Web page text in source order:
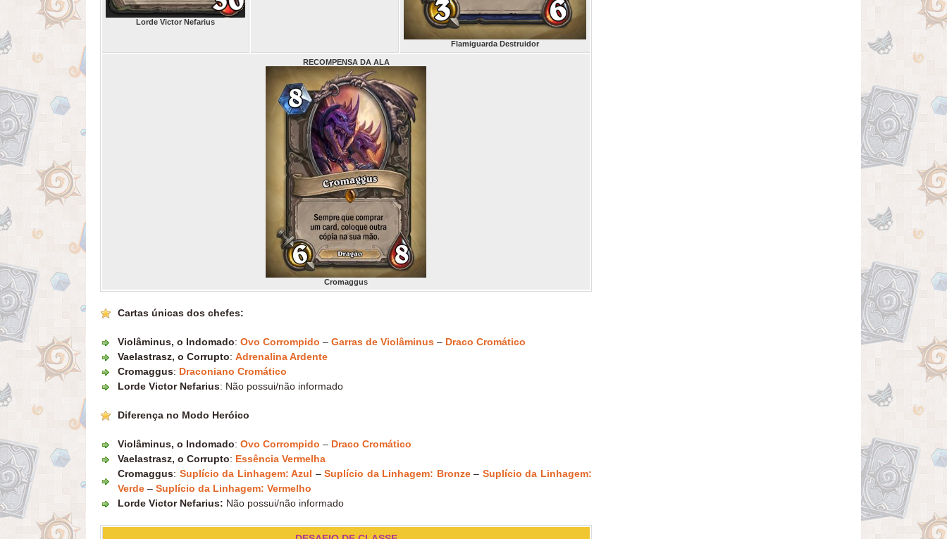
Lorde Victor Nefarius
Flamiguarda Destruidor
RECOMPENSA DA ALA
Cromaggus
Cartas únicas dos chefes:
Violâminus, o Indomado: Ovo Corrompido – Garras de Violâminus – Draco Cromático
Vaelastrasz, o Corrupto: Adrenalina Ardente
Cromaggus: Draconiano Cromático
Lorde Victor Nefarius: Não possui/não informado
Diferença no Modo Heróico
Violâminus, o Indomado: Ovo Corrompido – Draco Cromático
Vaelastrasz, o Corrupto: Essência Vermelha
Cromaggus: Suplício da Linhagem: Azul –Suplício da Linhagem: Bronze– Suplício da Linhagem:
Verde – Suplício da Linhagem: Vermelho
Lorde Victor Nefarius: Não possui/não informado